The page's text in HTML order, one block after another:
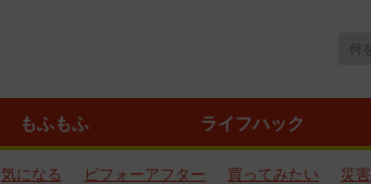
もふもふ ライフハック
気になる ビフォーアフター 買ってみたい 災害